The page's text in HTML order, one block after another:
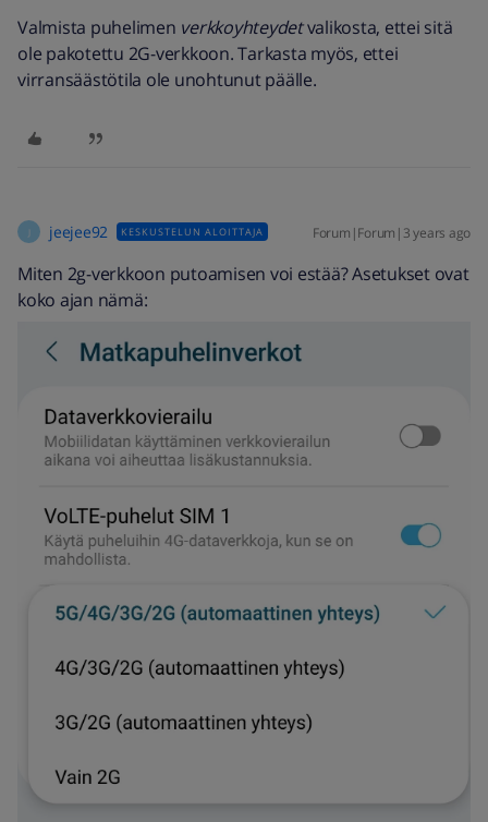
Valmista puhelimen verkkoyhteydetvalikosta, ettei sitä
ole pakotettu 2G-verkkoon. Tarkasta myös, ettei
virransäästötila ole unohtunut päälle.
jeejee92 KESKUSTELUN ALOITTAJA Forum|Forum|3 years ago
Miten 2g-verkkoon putoamisen voi estää? Asetukset ovat
koko ajan nämä: